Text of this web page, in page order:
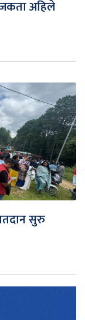
अहिले
सुरु